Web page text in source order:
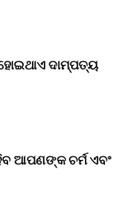
ଦାମ୍ପତ୍ୟ
ଆପଣଙ୍କ ଚର୍ମ ଏବଂ